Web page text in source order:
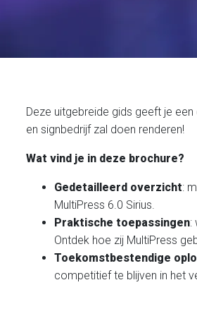
Deze uitgebreide gids geeft je
en signbedrijf zal doen renderen!
Wat vind je in deze brochure?
Gedetailleerd overzicht:
MultiPress 6.0 Sirius.
Praktische toepassingen:
Ontdek hoe zij MultiPress
Toekomstbestendige
competitief te blijven in het